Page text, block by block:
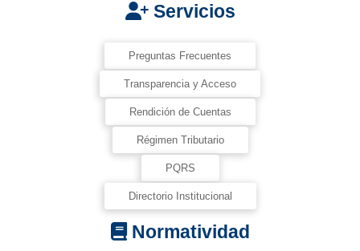
Servicios
Preguntas Frecuentes
Transparencia y Acceso
Rendición de Cuentas
Régimen Tributario
PQRS
Directorio Institucional
Normatividad